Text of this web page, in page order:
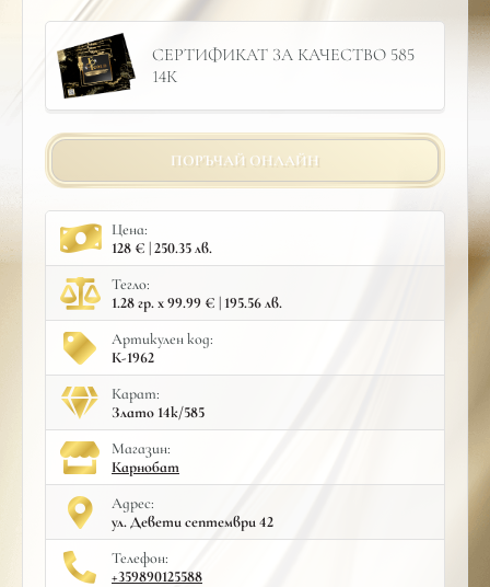
СЕРТИФИКАТ ЗА КАЧЕСТВО 585
14К
ПОРЪЧАЙ ОНЛАЙН
Цена:
128 € | 250.35 лв.
Тегло:
1.28 гр. x 99.99 € | 195.56 лв.
Артикулен код:
К-1962
Карат:
Злато 14к/585
Mагазин:
Карнобат
Адрес:
ул. Девети септември 42
Телефон:
+359890125588